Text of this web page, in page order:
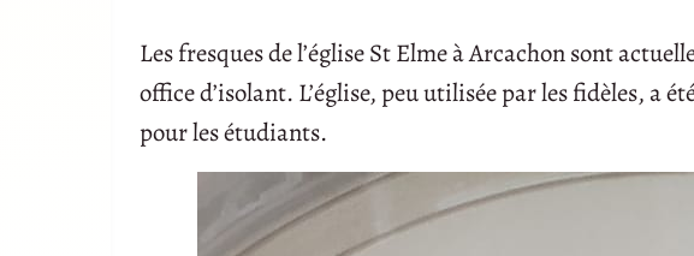
Les fresques de l’église St Elme à Arcachon sont
office d’isolant. L’église, peu utilisée par les fidèles, a
pour les étudiants.